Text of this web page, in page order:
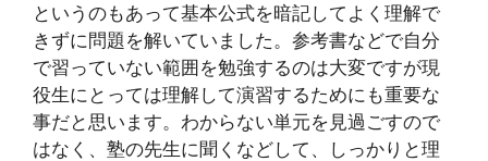
というのもあって基本公式を暗記してよく理解で
きずに問題を解いていました。参考書などで自分
で習っていない範囲を勉強するのは大変ですが現
役生にとっては理解して演習するためにも重要な
事だと思います。わからない単元を見過ごすので
はなく、塾の先生に聞くなどして、しっかりと理